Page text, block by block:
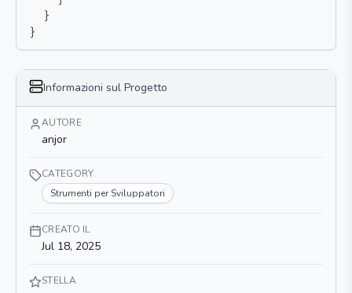
}
}
Informazioni sul Progetto
AUTORE
anjor
CATEGORY
Strumenti per Sviluppatori
CREATO IL
Jul 18, 2025
STELLA